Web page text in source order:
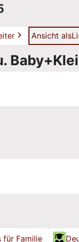
Ansicht als
für Familie